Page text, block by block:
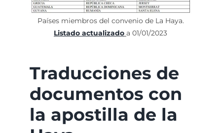
Países miembros del convenio de La Haya.
Listado actualizado a 01/01/2023
Traducciones de
documentos con
la apostilla de la